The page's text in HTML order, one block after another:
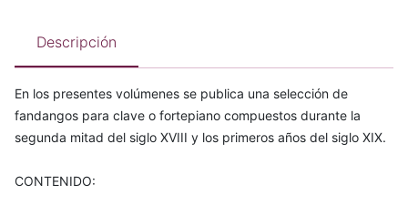
Descripción
En los presentes volúmenes se publica una selección de
fandangos para clave o fortepiano compuestos durante la
segunda mitad del siglo XVIII y los primeros años del siglo XIX.
CONTENIDO: